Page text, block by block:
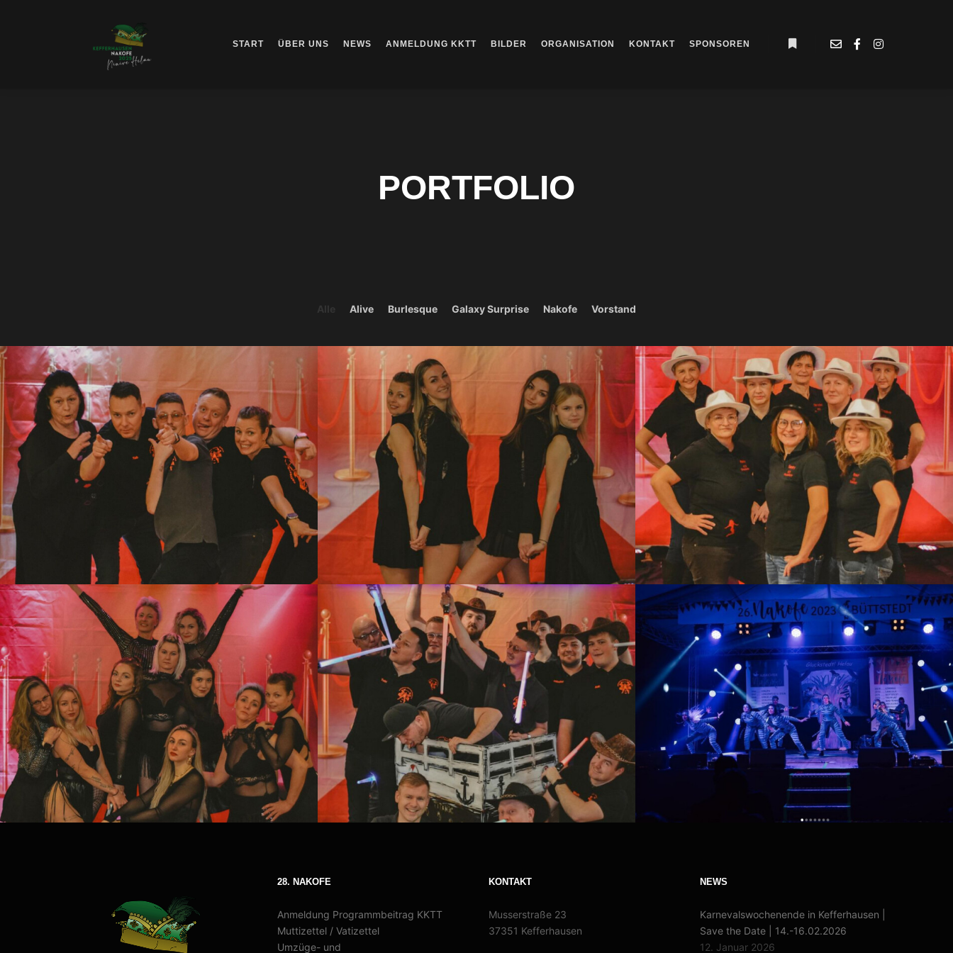
START ÜBER UNS NEWS ANMELDUNG KKTT BILDER ORGANISATION KONTAKT SPONSOREN
PORTFOLIO
Alle Alive Burlesque Galaxy Surprise Nakofe Vorstand
28. NAKOFE
Anmeldung Programmbeitrag KKTT
Muttizettel / Vatizettel
Umzüge- und
KONTAKT
Musserstraße 23
37351 Kefferhausen
NEWS
Karnevalswochenende in Kefferhausen |
Save the Date | 14.-16.02.2026
12. Januar 2026